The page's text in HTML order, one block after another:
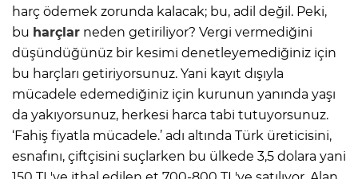
harç ödemek zorunda kalacak; bu, adil değil. Peki,
bu harçlar neden getiriliyor? Vergi vermediğini
düşündüğünüz bir kesimi denetleyemediğiniz için
bu harçları getiriyorsunuz. Yani kayıt dışıyla
mücadele edemediğiniz için kurunun yanında yaşı
da yakıyorsunuz, herkesi harca tabi tutuyorsunuz.
‘Fahiş fiyatla mücadele.’ adı altında Türk üreticisini,
esnafını, çiftçisini suçlarken bu ülkede 3,5 dolara yani